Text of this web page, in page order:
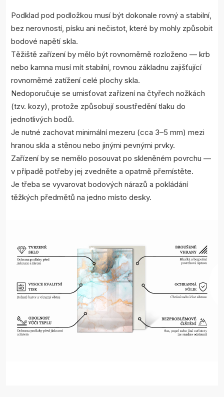
Podklad pod podložkou musí být dokonale rovný a stabilní,
bez nerovností, písku ani nečistot, které by mohly způsobit
bodové napětí skla.
Těžiště zařízení by mělo být rovnoměrně rozloženo — krb
nebo kamna musí mít stabilní, rovnou základnu zajišťující
rovnoměrné zatížení celé plochy skla.
Nedoporučuje se umisťovat zařízení na čtyřech nožkách
(tzv. kozy), protože způsobují soustředění tlaku do
jednotlivých bodů.
Je nutné zachovat minimální mezeru (cca 3–5 mm) mezi
hranou skla a stěnou nebo jinými pevnými prvky.
Zařízení by se nemělo posouvat po skleněném povrchu —
v případě potřeby jej zvedněte a opatrně přemístěte.
Je třeba se vyvarovat bodových nárazů a pokládání
těžkých předmětů na jedno místo desky.